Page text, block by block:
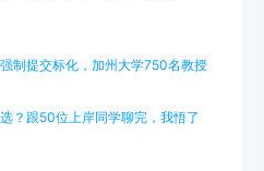
制提交标化，加州大学750名教授
？跟50位上岸同学聊完，我悟了